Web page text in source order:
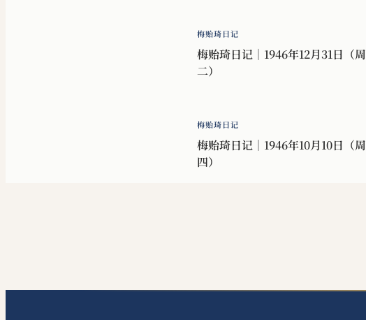
梅贻琦日记
梅贻琦日记｜1946年12月31日（周
二）
梅贻琦日记
梅贻琦日记｜1946年10月10日（周
四）